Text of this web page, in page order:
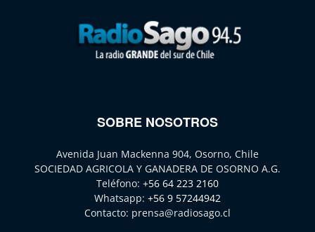
SOBRE NOSOTROS
Avenida Juan Mackenna 904, Osorno, Chile
SOCIEDAD AGRICOLA Y GANADERA DE OSORNO A.G.
Teléfono: +56 64 223 2160
Whatsapp: +56 9 57244942
Contacto: prensa@radiosago.cl